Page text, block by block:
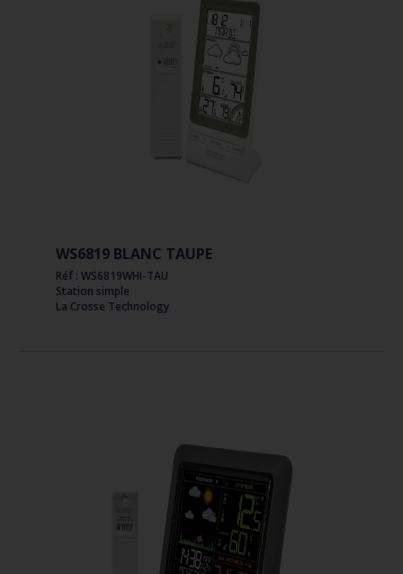
WS6819 BLANC TAUPE
Réf : WS6819WHI-TAU
Station simple
La Crosse Technology